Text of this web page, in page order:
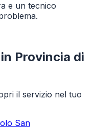
e un tecnico
Provincia di
il servizio nel tuo
San